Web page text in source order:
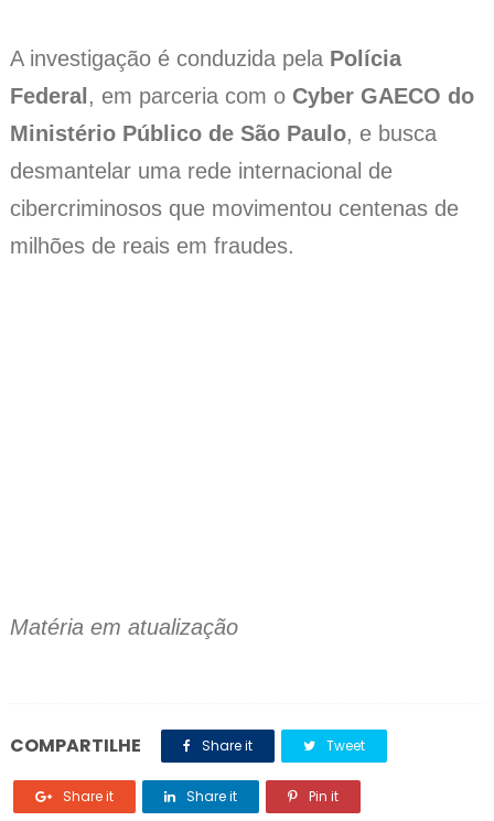
A investigação é conduzida pela Polícia
Federal , em parceria com o Cyber GAECO do
Ministério Público de São Paulo, e busca
desmantelar uma rede internacional de
cibercriminosos que movimentou centenas de
milhões de reais em fraudes.
Matéria em atualização
COMPARTILHE Share it Tweet
Share it Share it Pin it